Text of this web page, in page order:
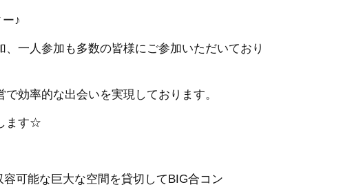
♪
一人参加も多数の皆様にご参加いただいており
効率的な出会いを実現しております。
ます☆
可能な巨大な空間を貸切してBIG合コン